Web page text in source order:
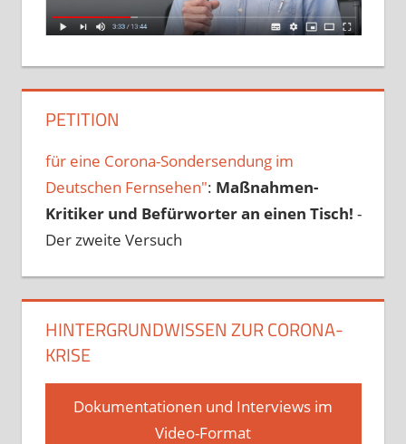
PETITION
für eine Corona-Sondersendung im
Deutschen Fernsehen": Maßnahmen-
Kritiker und Befürworter an einen Tisch! -
Der zweite Versuch
HINTERGRUNDWISSEN ZUR CORONA-
KRISE
Dokumentationen und Interviews im
Video-Format